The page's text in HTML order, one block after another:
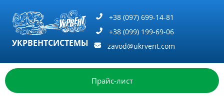
содержимому
УКРВЕНТСИСТЕМЫ
+38 (097) 699-14-81
+38 (099) 199-69-06
zavod@ukrvent.com
Прайс-лист